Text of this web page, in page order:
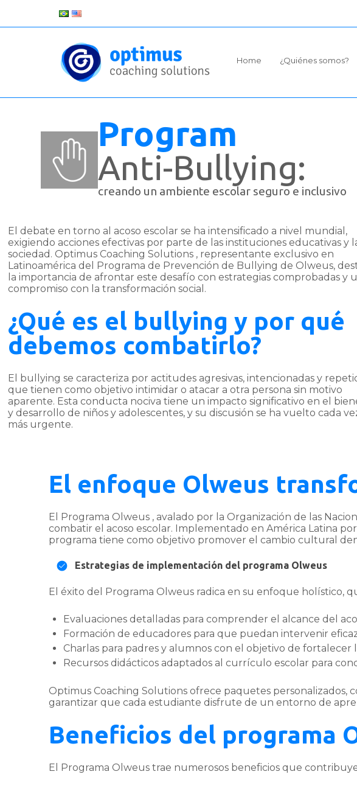
Home ¿Quiénes somos?
Program
Anti-Bullying:
creando un ambiente escolar seguro e inclusivo
El debate en torno al acoso escolar se ha intensificado a nivel mundial,
exigiendo acciones efectivas por parte de las instituciones educativas y
sociedad. Optimus Coaching Solutions , representante exclusivo en
Latinoamérica del Programa de Prevención de Bullying de Olweus,
la importancia de afrontar este desafío con estrategias comprobadas y
compromiso con la transformación social.
¿Qué es el bullying y por qué
debemos combatirlo?
El bullying se caracteriza por actitudes agresivas, intencionadas y
que tienen como objetivo intimidar o atacar a otra persona sin motivo
aparente. Esta conducta nociva tiene un impacto significativo en el
y desarrollo de niños y adolescentes, y su discusión se ha vuelto cada
más urgente.
El enfoque Olweus
El Programa Olweus , avalado por la Organización de las
combatir el acoso escolar. Implementado en América Latina
programa tiene como objetivo promover el cambio cultural
Estrategias de implementación del programa Olweus
El éxito del Programa Olweus radica en su enfoque holístico,
Evaluaciones detalladas para comprender el alcance del
Formación de educadores para que puedan intervenir
Charlas para padres y alumnos con el objetivo de
Recursos didácticos adaptados al currículo escolar para
Optimus Coaching Solutions ofrece paquetes personalizados,
garantizar que cada estudiante disfrute de un entorno de
Beneficios del programa
El Programa Olweus trae numerosos beneficios que